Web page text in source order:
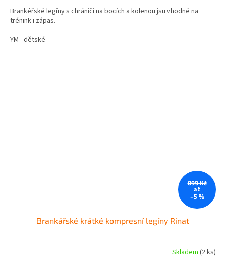
z
5
Brankéřské legíny s chrániči na bocích a kolenou jsu vhodné na
trénink i zápas.
YM - dětské
899 Kč
až
–5 %
Brankářské krátké kompresní legíny Rinat
Skladem (2 ks)